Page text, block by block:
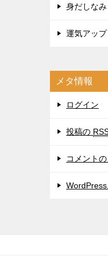
身だしなみ
運気アップ
メタ情報
ログイン
投稿の
コメントの